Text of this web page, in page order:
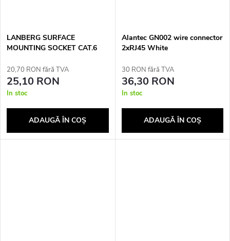
LANBERG SURFACE
MOUNTING SOCKET CAT.6
20,70 RON fără TVA
25,10 RON
In stoc
ADAUGĂ ÎN COŞ
Alantec GN002 wire connector
2xRJ45 White
30 RON fără TVA
36,30 RON
In stoc
ADAUGĂ ÎN COŞ